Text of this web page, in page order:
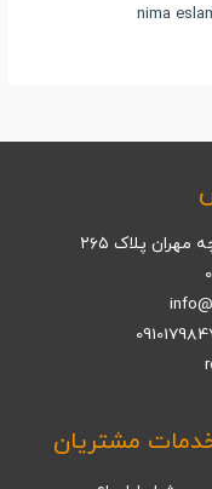
nima
پلاک ۲۶۵
مشتریان